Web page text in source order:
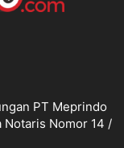
PT Meprindo
Notaris Nomor 14 /